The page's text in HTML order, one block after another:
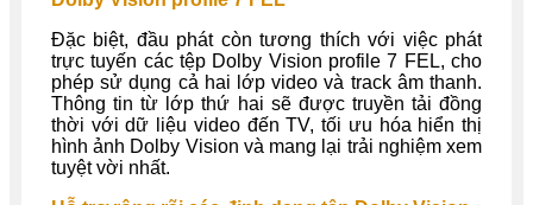
Đặc biệt, đầu phát còn tương thích với việc phát
trực tuyến các tệp Dolby Vision profile 7 FEL, cho
phép sử dụng cả hai lớp video và track âm thanh.
Thông tin từ lớp thứ hai sẽ được truyền tải đồng
thời với dữ liệu video đến TV, tối ưu hóa hiển thị
hình ảnh Dolby Vision và mang lại trải nghiệm xem
tuyệt vời nhất.